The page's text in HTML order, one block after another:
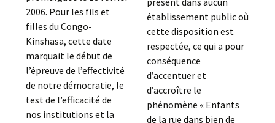
2006. Pour les fils et
filles du Congo-
Kinshasa, cette date
marquait le début de
l’épreuve de l’effectivité
de notre démocratie, le
test de l’efficacité de
nos institutions et la
établissement public où
cette disposition est
respectée, ce qui a pour
conséquence
d’accentuer et
d’accroître le
phénomène « Enfants
de la rue dans bien de